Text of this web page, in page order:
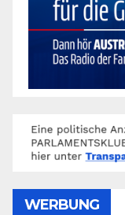
WERBUNG